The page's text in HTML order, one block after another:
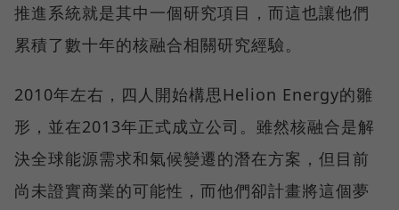
推進系統就是其中一個研究項目，而這也讓他們
累積了數十年的核融合相關研究經驗。
2010年左右，四人開始構思Helion Energy的雛
形，並在2013年正式成立公司。雖然核融合是解
決全球能源需求和氣候變遷的潛在方案，但目前
尚未證實商業的可能性，而他們卻計畫將這個夢